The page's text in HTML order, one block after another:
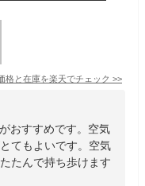
格と在庫を楽天でチェック >>
おすすめです。空気
てもよいです。空気
たんで持ち歩けます